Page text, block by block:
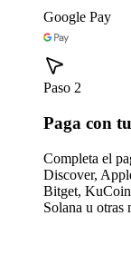
Google Pay
Paso 2
Paga con
Completa el
Discover,
Bitget,
Solana u otras